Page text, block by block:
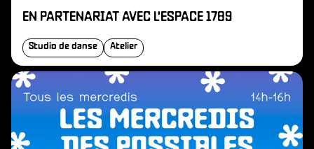
EN PARTENARIAT AVEC L'ESPACE 1789
Studio de danse Atelier